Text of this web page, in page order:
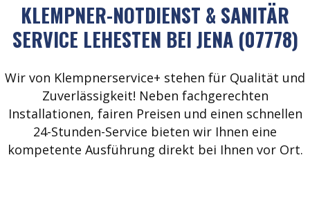
KLEMPNER-NOTDIENST & SANITÄR
SERVICE LEHESTEN BEI JENA (07778)
Wir von Klempnerservice+ stehen für Qualität und
Zuverlässigkeit! Neben fachgerechten
Installationen, fairen Preisen und einen schnellen
24-Stunden-Service bieten wir Ihnen eine
kompetente Ausführung direkt bei Ihnen vor Ort.